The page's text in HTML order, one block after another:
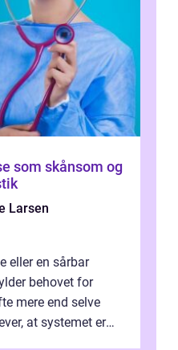
som skånsom og
Larsen
eller en sårbar
behovet for
mere end selve
at systemet er